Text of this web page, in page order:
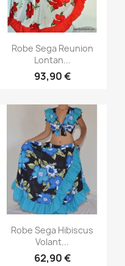
Aperçu rapide
Robe Sega Reunion
Lontan...
93,90 €
Aperçu rapide
Robe Sega Hibiscus
Volant...
62,90 €